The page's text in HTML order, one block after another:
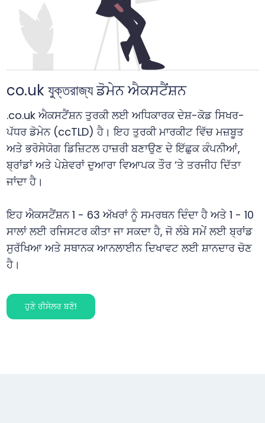
co.uk যুক্তরাজ্য ਡੋਮੇਨ ਐਕਸਟੈਂਸ਼ਨ
.co.uk ਐਕਸਟੈਂਸ਼ਨ ਤੁਰਕੀ ਲਈ ਅਧਿਕਾਰਕ ਦੇਸ਼-ਕੋਡ ਸਿਖਰ-
ਪੱਧਰ ਡੋਮੇਨ (ccTLD) ਹੈ। ਇਹ ਤੁਰਕੀ ਮਾਰਕੀਟ ਵਿੱਚ ਮਜ਼ਬੂਤ
ਅਤੇ ਭਰੋਸੇਯੋਗ ਡਿਜ਼ਿਟਲ ਹਾਜ਼ਰੀ ਬਣਾਉਣ ਦੇ ਇੱਛੁਕ ਕੰਪਨੀਆਂ,
ਬ੍ਰਾਂਡਾਂ ਅਤੇ ਪੇਸ਼ੇਵਰਾਂ ਦੁਆਰਾ ਵਿਆਪਕ ਤੌਰ ‘ਤੇ ਤਰਜੀਹ ਦਿੱਤਾ
ਜਾਂਦਾ ਹੈ।
ਇਹ ਐਕਸਟੈਂਸ਼ਨ 1 - 63 ਅੱਖਰਾਂ ਨੂੰ ਸਮਰਥਨ ਦਿੰਦਾ ਹੈ ਅਤੇ 1 - 10
ਸਾਲਾਂ ਲਈ ਰਜਿਸਟਰ ਕੀਤਾ ਜਾ ਸਕਦਾ ਹੈ, ਜੋ ਲੰਬੇ ਸਮੇਂ ਲਈ ਬ੍ਰਾਂਡ
ਸੁਰੱਖਿਆ ਅਤੇ ਸਥਾਨਕ ਆਨਲਾਈਨ ਦਿਖਾਵਟ ਲਈ ਸ਼ਾਨਦਾਰ ਚੋਣ
ਹੈ।
ਹੁਣੇ ਰੀਸੇਲਰ ਬਣੋ!